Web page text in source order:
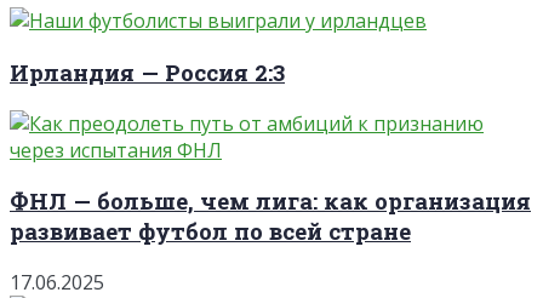
Ирландия — Россия 2:3
ФНЛ — больше, чем лига: как организация
развивает футбол по всей стране
17.06.2025